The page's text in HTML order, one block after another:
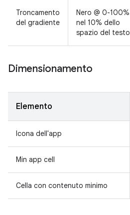
Troncamento
del gradiente
Nero @ 0-100%
nel 10% dello
spazio del testo
Dimensionamento
Elemento
Icona dell'app
Min app cell
Cella con contenuto minimo